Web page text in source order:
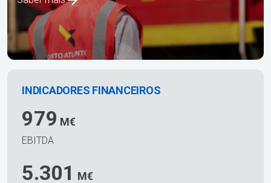
INDICADORES FINANCEIROS
979 M€
EBITDA
5.301 M€